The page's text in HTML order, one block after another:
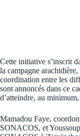
Cette initiative s’inscrit
la campagne
coordination entre les
sont annoncés dans ce
d’atteindre, au
Mamadou Faye,
SONACOS, et